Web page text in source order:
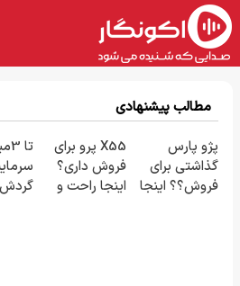
مطالب پیشنهادی
پژو پارس
گذاشتی برای
فروش؟؟ اینجا
X55 پرو برای
فروش داری؟
اینجا راحت و
گردش